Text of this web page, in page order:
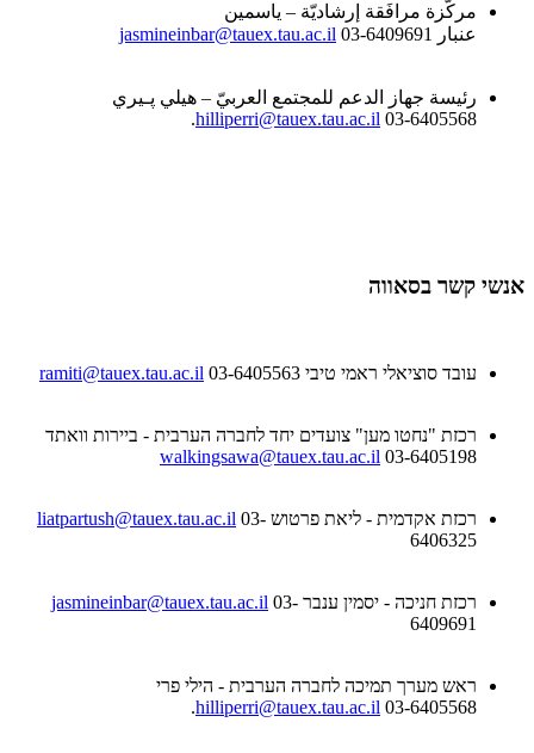
مركّزة مرافَقة إرشاديّة – ياسمين
عنبار
jasmineinbar@tauex.tau.ac.il 03-6409691
رئيسة جهاز الدعم للمجتمع العربيّ – هيلي ﭘـيري
hilliperri@tauex.tau.ac.il 03-6405568.
אנשי קשר בסאווה
עובד סוציאלי ראמי טיבי ramiti@tauex.tau.ac.il 03-6405563
רכזת "נחטו מען" צועדים יחד לחברה הערבית - ביירות וואתד
walkingsawa@tauex.tau.ac.il 03-6405198
רכזת אקדמית - ליאת פרטוש liatpartush@tauex.tau.ac.il 03-
6406325
רכזת חניכה - יסמין ענבר jasmineinbar@tauex.tau.ac.il 03-
6409691
ראש מערך תמיכה לחברה הערבית - הילי פרי
hilliperri@tauex.tau.ac.il 03-6405568.